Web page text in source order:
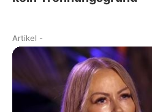
Artikel -